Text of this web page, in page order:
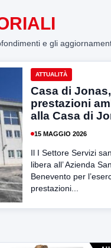
e gli
ATTUALITÀ
Casa di
prestazioni
alla Casa di
15 MAGGIO 2026
Il I Settore Servizi
libera all’ Azienda
Benevento per
prestazioni...